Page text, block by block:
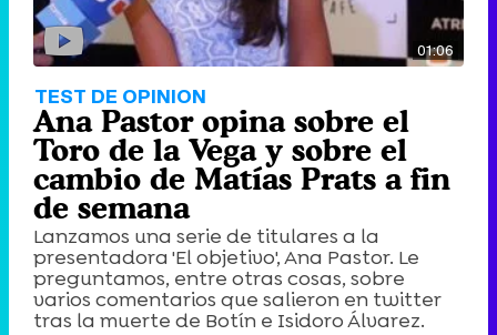
01:06
TEST DE OPINION
Ana Pastor opina sobre el
Toro de la Vega y sobre el
cambio de Matías Prats a fin
de semana
Lanzamos una serie de titulares a la
presentadora 'El objetivo', Ana Pastor. Le
preguntamos, entre otras cosas, sobre
varios comentarios que salieron en twitter
tras la muerte de Botín e Isidoro Álvarez.